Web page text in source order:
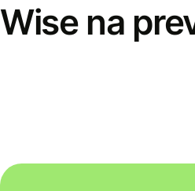
Wise na